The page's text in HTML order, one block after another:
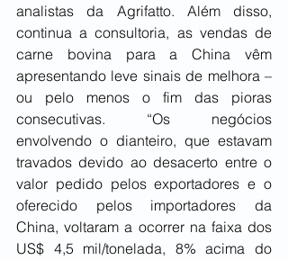
analistas da Agrifatto. Além disso,
continua a consultoria, as vendas de
carne bovina para a China vêm
apresentando leve sinais de melhora –
ou pelo menos o fim das pioras
consecutivas. “Os negócios
envolvendo o dianteiro, que estavam
travados devido ao desacerto entre o
valor pedido pelos exportadores e o
oferecido pelos importadores da
China, voltaram a ocorrer na faixa dos
US$ 4,5 mil/tonelada, 8% acima do